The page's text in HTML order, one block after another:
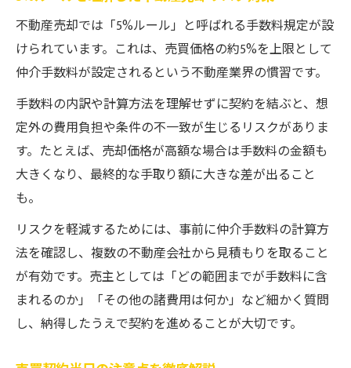
不動産売却では「5%ルール」と呼ばれる手数料規定が設
けられています。これは、売買価格の約5%を上限として
仲介手数料が設定されるという不動産業界の慣習です。
手数料の内訳や計算方法を理解せずに契約を結ぶと、想
定外の費用負担や条件の不一致が生じるリスクがありま
す。たとえば、売却価格が高額な場合は手数料の金額も
大きくなり、最終的な手取り額に大きな差が出ること
も。
リスクを軽減するためには、事前に仲介手数料の計算方
法を確認し、複数の不動産会社から見積もりを取ること
が有効です。売主としては「どの範囲までが手数料に含
まれるのか」「その他の諸費用は何か」など細かく質問
し、納得したうえで契約を進めることが大切です。